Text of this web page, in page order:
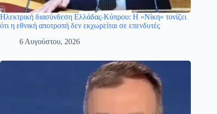
Ηλεκτρική διασύνδεση Ελλάδας-Κύπρου: Η «Νίκη» τονίζει
ότι η εθνική αποτροπή δεν εκχωρείται σε επενδυτές
6 Αυγούστου, 2026